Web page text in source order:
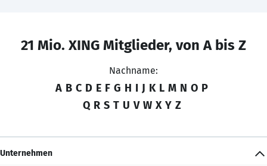
21 Mio. XING Mitglieder, von A bis Z
Nachname:
A B C D E F G H I J K L M N O P
Q R S T U V W X Y Z
Unternehmen